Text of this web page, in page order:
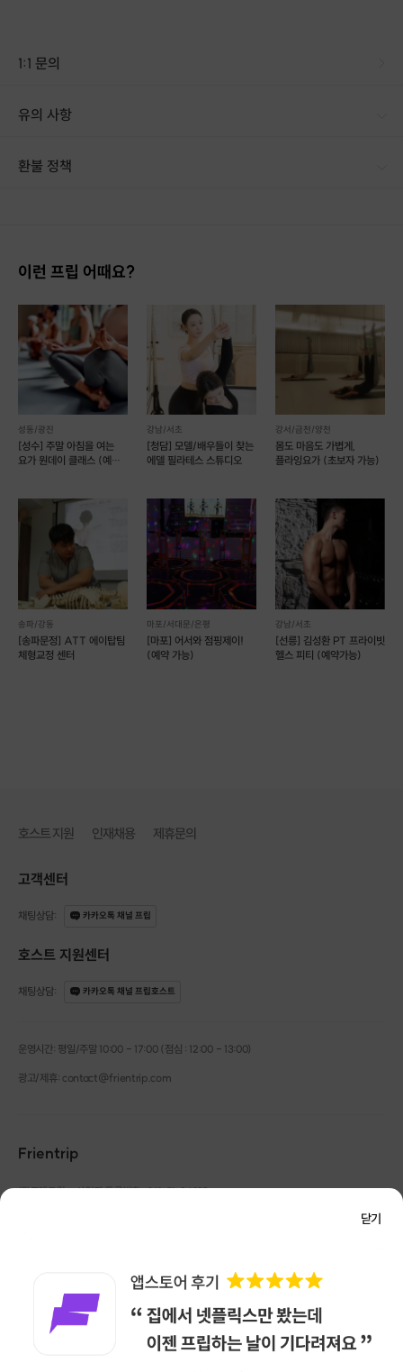
닫기
1:1 문의
유의 사항
환불 정책
이런 프립 어때요?
성동/광진
[성수] 주말 아침을 여는
요가 원데이 클래스 (예약
강남/서초
[청담] 모델/배우들이 찾는
에델 필라테스 스튜디오
강서/금천/양천
몸도 마음도 가볍게,
플라잉요가 (초보자 가능)
송파/강동
[송파문정] ATT 에이탑팀
체형교정 센터
마포/서대문/은평
[마포] 어서와 점핑제이!
(예약 가능)
강남/서초
[선릉] 김성환 PT 프라이빗
헬스 피티 (예약가능)
호스트 지원 인재채용 제휴문의
고객센터
채팅상담: 카카오톡 채널 프립
호스트 지원센터
채팅상담: 카카오톡 채널 프립호스트
운영시간: 평일/주말 10:00 - 17:00 (점심 : 12:00 - 13:00)
광고/제휴: contact@frientrip.com
Frientrip
㈜프렌트립 | 사업자 등록번호 : 261-81-04385
대해 ㈜프렌트립은 일체의 책임을 지지 않습니다.
NICEPAY 안전거래 서비스 : 고객님의 안전거래를 위해 현금 결제 시, 저희 사이트에서 가입한
구매안전 서비스를 이용할 수 있습니다.가입 확인
이용약관